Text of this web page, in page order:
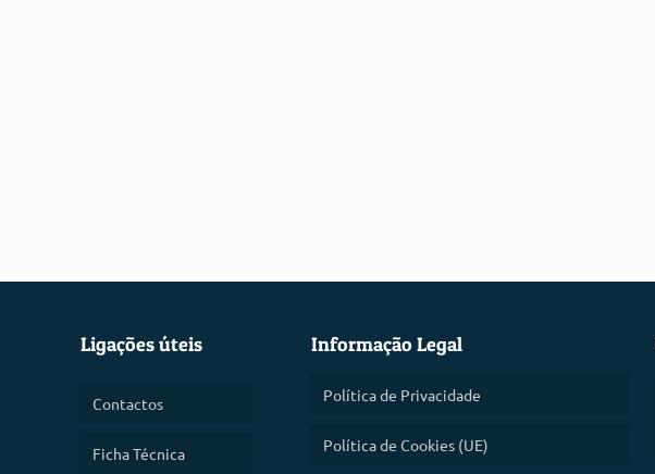
Ligações úteis
Contactos
Ficha Técnica
Informação Legal
Política de Privacidade
Política de Cookies (UE)